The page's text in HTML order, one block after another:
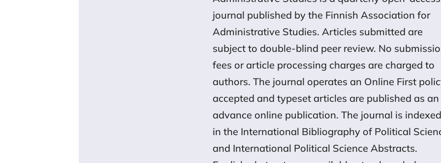
journal published by the Finnish Association for
Administrative Studies. Articles submitted are
subject to double-blind peer review. No submission
fees or article processing charges are charged to
authors. The journal operates an Online First
accepted and typeset articles are published as an
advance online publication. The journal is indexed
in the International Bibliography of Political
and International Political Science Abstracts.
English abstracts are available at pabapabel -